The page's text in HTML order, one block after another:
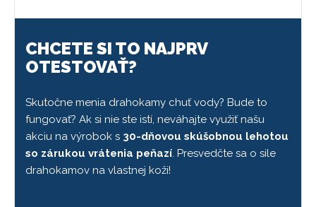
CHCETE SI TO NAJPRV
OTESTOVAŤ?
Skutočne menia drahokamy chuť vody? Bude to
fungovať? Ak si nie ste istí, neváhajte využiť našu
akciu na výrobok s 30-dňovou skúšobnou lehotou
so zárukou vrátenia peňazí. Presvedčte sa o sile
drahokamov na vlastnej koži!